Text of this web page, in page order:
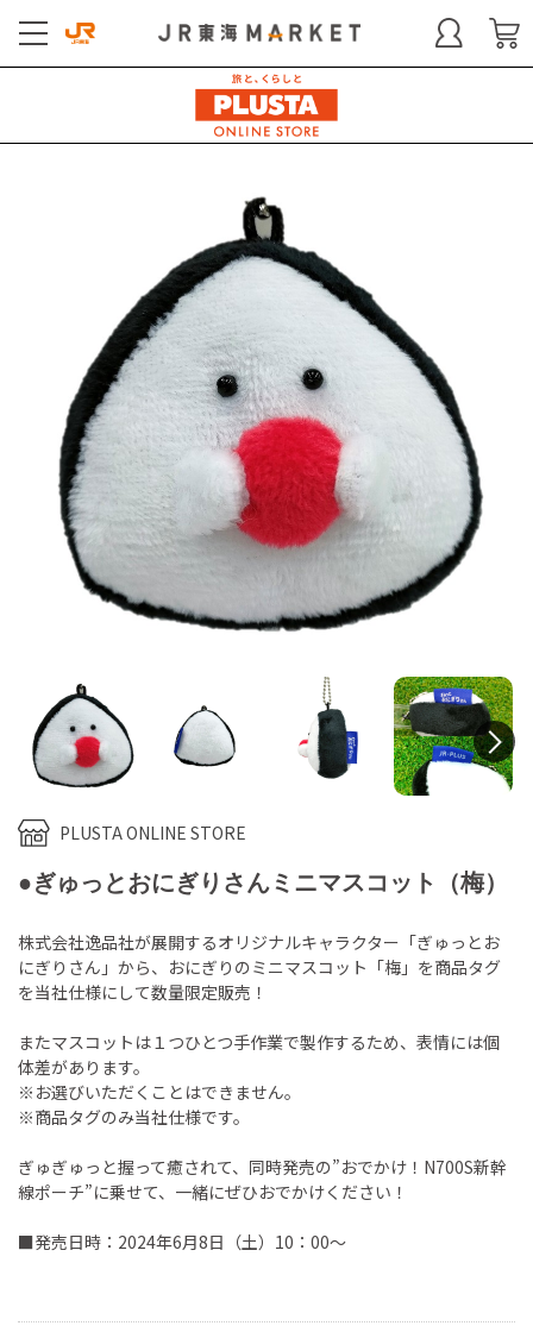
PLUSTA ONLINE STORE
●ぎゅっとおにぎりさんミニマスコット（梅）
株式会社逸品社が展開するオリジナルキャラクター「ぎゅっとお
にぎりさん」から、おにぎりのミニマスコット「梅」を商品タグ
を当社仕様にして数量限定販売！
またマスコットは１つひとつ手作業で製作するため、表情には個
体差があります。
※お選びいただくことはできません。
※商品タグのみ当社仕様です。
ぎゅぎゅっと握って癒されて、同時発売の”おでかけ！N700S新幹
線ポーチ”に乗せて、一緒にぜひおでかけください！
■発売日時：2024年6月8日（土）10：00～